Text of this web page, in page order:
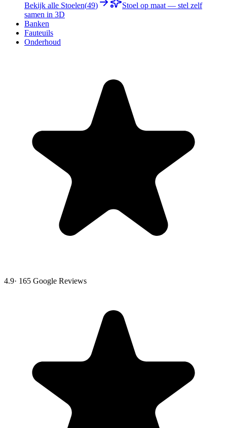
Bekijk alle Stoelen(49)
Stoel op maat — stel zelf
samen in 3D
Banken
Fauteuils
Onderhoud
4.9· 165 Google Reviews